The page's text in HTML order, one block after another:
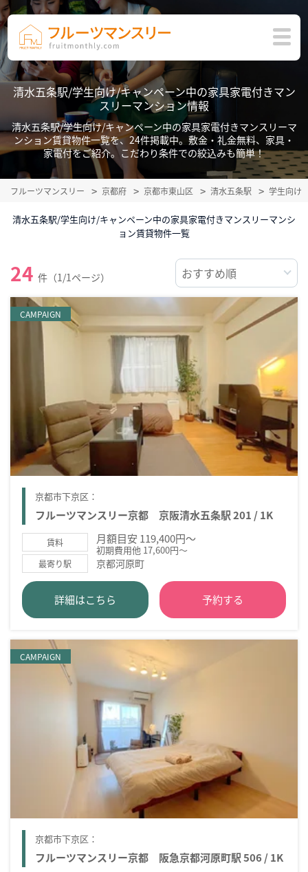
清水五条駅/学生向け/キャンペーン中の家具家電付きマン
スリーマンション情報
清水五条駅/学生向け/キャンペーン中の家具家電付きマンスリーマ
ンション賃貸物件一覧を、24件掲載中。敷金・礼金無料、家具・
家電付をご紹介。こだわり条件での絞込みも簡単！
フルーツマンスリー 京都府 京都市東山区 清水五条駅 学生向け
清水五条駅/学生向け/キャンペーン中の家具家電付きマンスリーマンシ
ョン賃貸物件一覧
24 件（1/1ページ）
CAMPAIGN
京都市下京区：
フルーツマンスリー京都 京阪清水五条駅 201 / 1K
賃料 月額目安 119,400円～
初期費用他 17,600円～
最寄り駅 京都河原町
詳細はこちら 予約する
CAMPAIGN
京都市下京区：
フルーツマンスリー京都 阪急京都河原町駅 506 / 1K